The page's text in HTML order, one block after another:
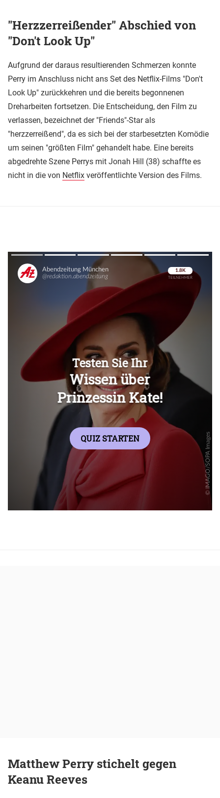
"Herzzerreißender" Abschied von
"Don't Look Up"
Aufgrund der daraus resultierenden Schmerzen konnte
Perry im Anschluss nicht ans Set des Netflix-Films "Don't
Look Up" zurückkehren und die bereits begonnenen
Dreharbeiten fortsetzen. Die Entscheidung, den Film zu
verlassen, bezeichnet der "Friends"-Star als
"herzzerreißend", da es sich bei der starbesetzten Komödie
um seinen "größten Film" gehandelt habe. Eine bereits
abgedrehte Szene Perrys mit Jonah Hill (38) schaffte es
nicht in die von Netflix veröffentlichte Version des Films.
Überspringen
Überspringen
Matthew Perry stichelt gegen
Keanu Reeves